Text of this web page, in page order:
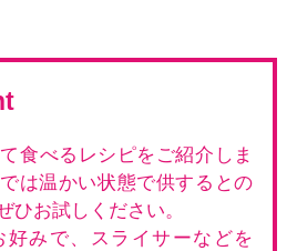
食べるレシピをご紹介しま
は温かい状態で供するとの
ひお試しください。
好みで、スライサーなどを